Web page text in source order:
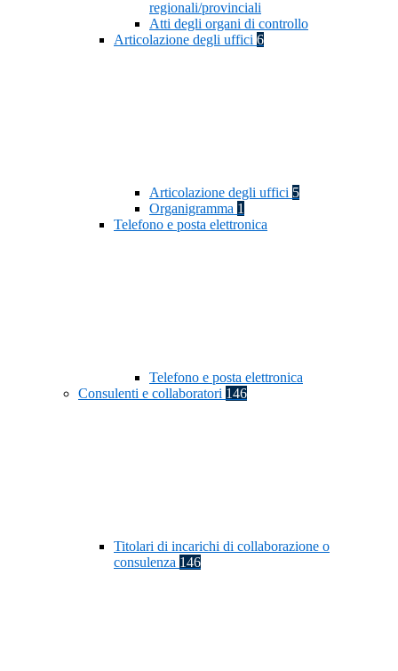
regionali/provinciali
Atti degli organi di controllo
Articolazione degli uffici 6
Articolazione degli uffici 5
Organigramma 1
Telefono e posta elettronica
Telefono e posta elettronica
Consulenti e collaboratori 146
Titolari di incarichi di collaborazione o
consulenza 146